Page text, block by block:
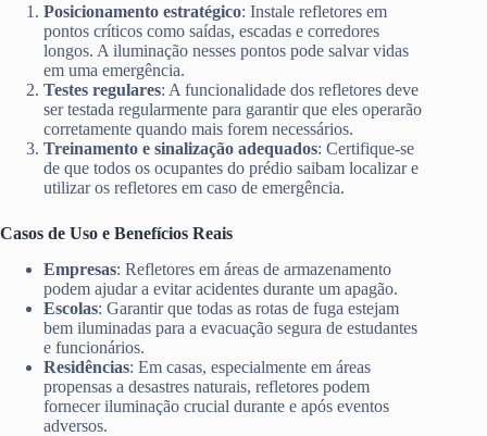
Posicionamento estratégico: Instale refletores em
pontos críticos como saídas, escadas e corredores
longos. A iluminação nesses pontos pode salvar vidas
em uma emergência.
Testes regulares: A funcionalidade dos refletores deve
ser testada regularmente para garantir que eles operarão
corretamente quando mais forem necessários.
Treinamento e sinalização adequados: Certifique-se
de que todos os ocupantes do prédio saibam localizar e
utilizar os refletores em caso de emergência.
Casos de Uso e Benefícios Reais
Empresas: Refletores em áreas de armazenamento
podem ajudar a evitar acidentes durante um apagão.
Escolas: Garantir que todas as rotas de fuga estejam
bem iluminadas para a evacuação segura de estudantes
e funcionários.
Residências: Em casas, especialmente em áreas
propensas a desastres naturais, refletores podem
fornecer iluminação crucial durante e após eventos
adversos.